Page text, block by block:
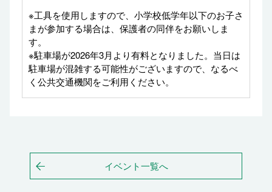
※工具を使用しますので、小学校低学年以下のお子さ
まが参加する場合は、保護者の同伴をお願いしま
す。
※駐車場が2026年3月より有料となりました。当日は
駐車場が混雑する可能性がございますので、なるべ
く公共交通機関をご利用ください。
イベント一覧へ